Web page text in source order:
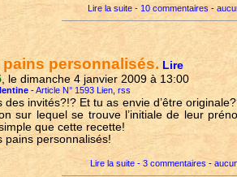
Lire la suite - 10 commentaires -
pains personnalisés. Lire
, le dimanche 4 janvier 2009 à 13:00
-Article N° 1593 Lien rss
des invités?!? Et tu as envie d’être
sur lequel se trouve l’initiale de leur
que cette recette!
pains personnalisés!
Lire la suite - 3 commentaires -